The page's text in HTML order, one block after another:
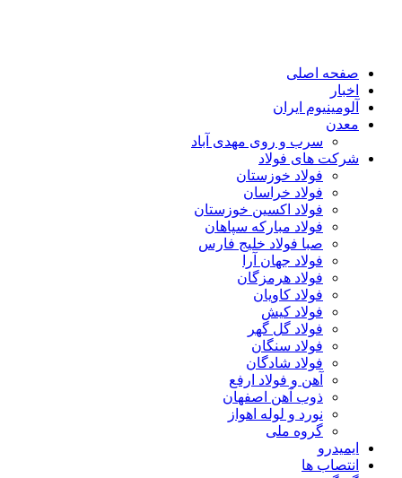
صفحه اصلی
اخبار
آلومینیوم ایران
معدن
سرب و روی مهدی آباد
شرکت های فولاد
فولاد خوزستان
فولاد خراسان
فولاد اکسین خوزستان
فولاد مبارکه سپاهان
صبا فولاد خلیج فارس
فولاد جهان آرا
فولاد هرمزگان
فولاد کاویان
فولاد کیش
فولاد گل گهر
فولاد سنگان
فولاد شادگان
آهن و فولاد ارفع
ذوب آهن اصفهان
نورد و لوله اهواز
گروه ملی
ایمیدرو
انتصاب ها